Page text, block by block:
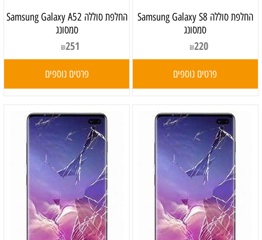
‏החלפת סוללה Samsung Galaxy S8
סמסונג
₪220
פרטים נוספים
‏החלפת סוללה Samsung Galaxy A52
סמסונג
₪251
פרטים נוספים